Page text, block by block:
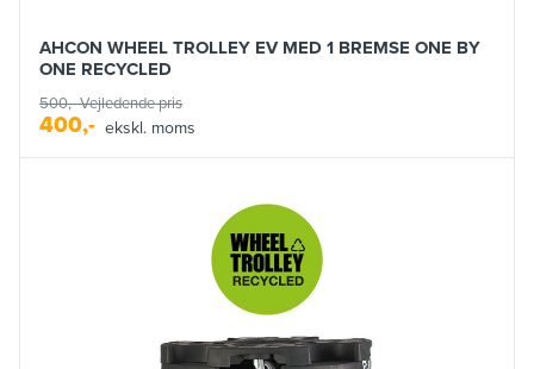
AHCON WHEEL TROLLEY EV MED 1 BREMSE ONE BY
ONE RECYCLED
500,-Vejledende pris
400,- ekskl. moms